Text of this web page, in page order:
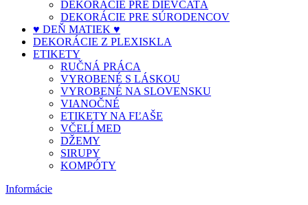
DEKORÁCIE PRE DIEVČATÁ
DEKORÁCIE PRE SÚRODENCOV
♥ DEŇ MATIEK ♥
DEKORÁCIE Z PLEXISKLA
ETIKETY
RUČNÁ PRÁCA
VYROBENÉ S LÁSKOU
VYROBENÉ NA SLOVENSKU
VIANOČNÉ
ETIKETY NA FĽAŠE
VČELÍ MED
DŽEMY
SIRUPY
KOMPÓTY
Informácie